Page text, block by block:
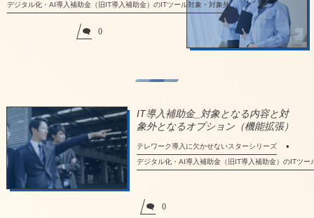
デジタル化・AI導入補助金（旧IT導入補助金）のITツール対象・対象外
0
IT導入補助金_対象となる内容と対
象外となるオプション（機能拡張）
テレワーク導入に欠かせないスターシリーズ
デジタル化・AI導入補助金（旧IT導入補助金）のITツー
0